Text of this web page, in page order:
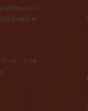
dortmund.de
Dortmund
- 22:00